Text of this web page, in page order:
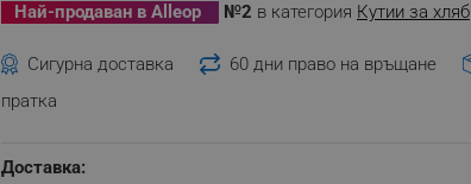
Най-продаван в Alleop №2 в категория Кутии за хляб
Сигурна доставка 60 дни право на връщане
пратка
Доставка: